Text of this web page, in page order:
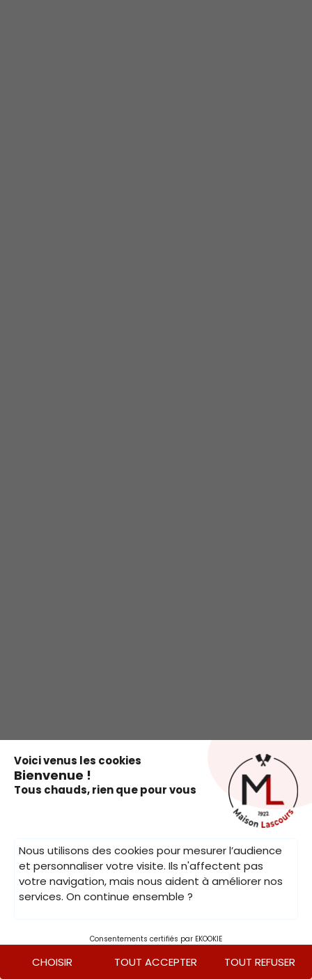
Voici venus les cookies
Bienvenue !
Tous chauds, rien que pour vous
Nous utilisons des cookies pour mesurer l’audience
et personnaliser votre visite. Ils n'affectent pas
votre navigation, mais nous aident à améliorer nos
services. On continue ensemble ?
Consentements certifiés par EKOOKIE
CHOISIR TOUT ACCEPTER TOUT REFUSER